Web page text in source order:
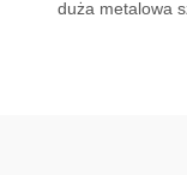
duża metalowa